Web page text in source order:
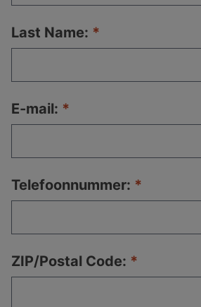
Last Name:
E-mail:
Telefoonnummer:
ZIP/Postal Code: